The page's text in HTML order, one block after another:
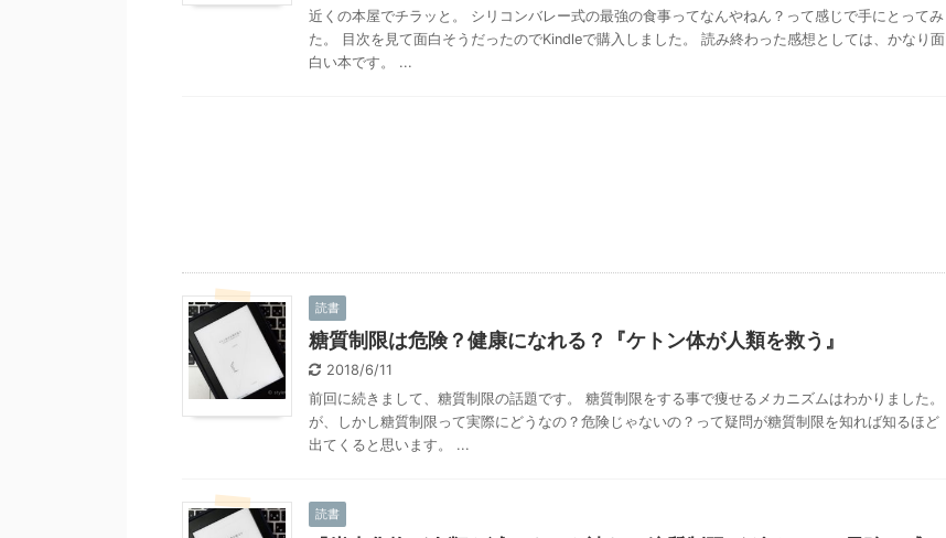
近くの本屋でチラッと。 シリコンバレー式の最強の食事ってなんやねん？って感じで手にとってみ
た。 目次を見て面白そうだったのでKindleで購入しました。 読み終わった感想としては、かなり面
白い本です。 ...
読書
糖質制限は危険？健康になれる？『ケトン体が人類を救う』
2018/6/11
前回に続きまして、糖質制限の話題です。 糖質制限をする事で痩せるメカニズムはわかりました。
が、しかし糖質制限って実際にどうなの？危険じゃないの？って疑問が糖質制限を知れば知るほど
出てくると思います。 ...
読書